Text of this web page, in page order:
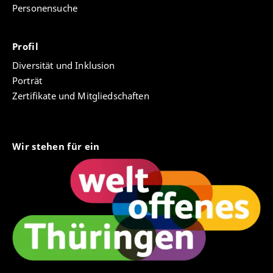
Personensuche
Profil
Diversität und Inklusion
Porträt
Zertifikate und Mitgliedschaften
Wir stehen für ein